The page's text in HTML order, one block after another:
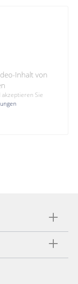
Inhalt von
Sie